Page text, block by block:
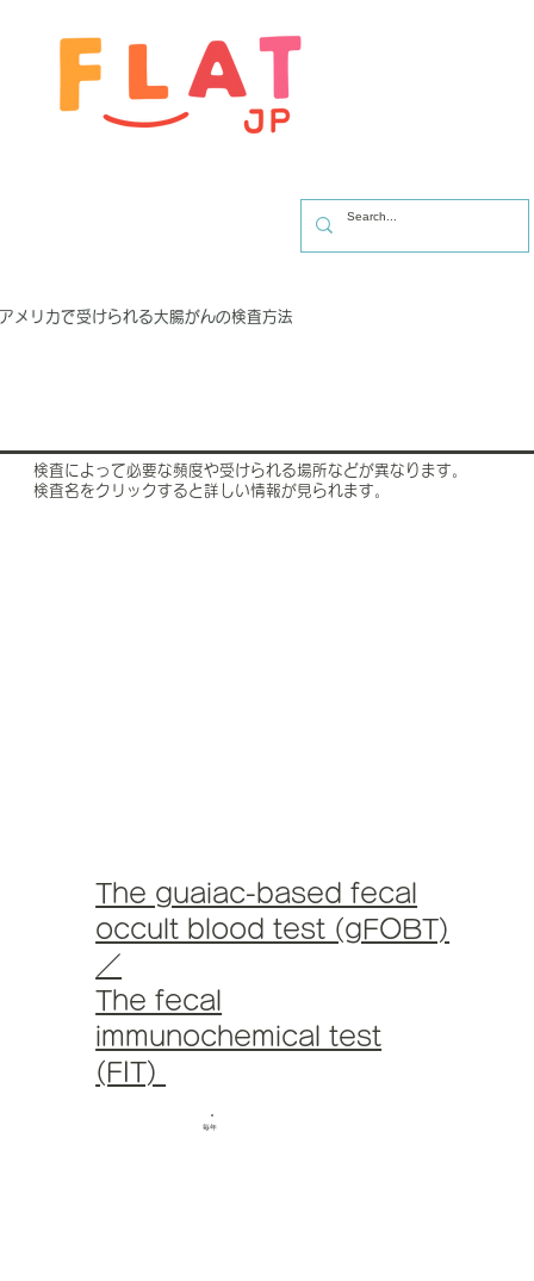
メリカで受けられる大腸がんの検査方法
検査によって必要な頻度や受けられる場所などが異なります。
​検査名をクリックすると詳しい情報が見られます。
The guaiac-based fecal
occult blood test (gFOBT)
／
The fecal
immunochemical test
(FIT)
​毎年